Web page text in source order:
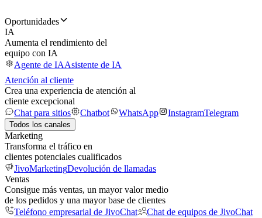
Oportunidades
IA
Aumenta el rendimiento del
equipo con IA
Agente de IAAsistente de IA
Atención al cliente
Crea una experiencia de atención al
cliente excepcional
Chat para sitios
Chatbot WhatsApp InstagramTelegram
Todos los canales
Marketing
Transforma el tráfico en
clientes potenciales cualificados
JivoMarketingDevolución de llamadas
Ventas
Consigue más ventas, un mayor valor medio
de los pedidos y una mayor base de clientes
Teléfono empresarial de JivoChat
Chat de equipos de JivoChat